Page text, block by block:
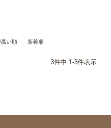
い順 新着順
3件中 1-3件表示